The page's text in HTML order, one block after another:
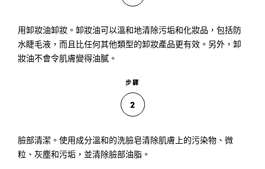
用卸妝油卸妝。卸妝油可以溫和地清除污垢和化妝品，包括防
水睫毛液，而且比任何其他類型的卸妝產品更有效。另外，卸
妝油不會令肌膚變得油膩。
步驟
2
臉部清潔。使用成分溫和的洗臉皂清除肌膚上的污染物、微
粒、灰塵和污垢，並清除臉部油脂。